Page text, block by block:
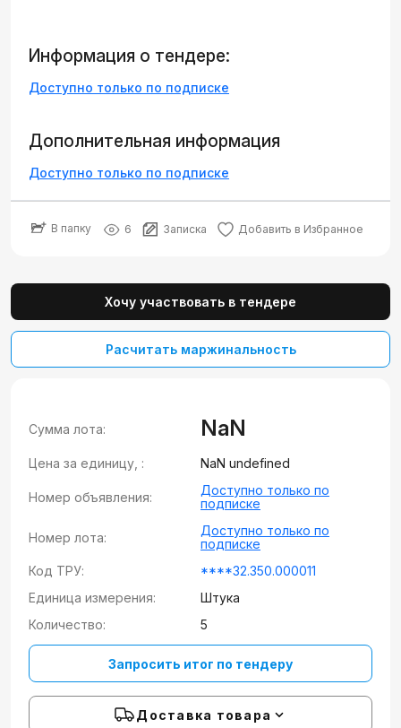
Информация о тендере:
Доступно только по подписке
Дополнительная информация
Доступно только по подписке
В папку 6 Записка Добавить в Избранное
Хочу участвовать в тендере
Расчитать маржинальность
Сумма лота: NaN
Цена за единицу, : NaN undefined
Номер объявления:
Доступно только по
подписке
Номер лота:
Доступно только по
подписке
Код ТРУ:
****32.350.000011
Единица измерения:
Штука
Количество:
5
Запросить итог по тендеру
Доставка товара